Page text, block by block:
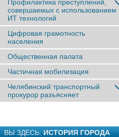
Профилактика преступлений,
совершаемых с использованием
ИТ технологий
Цифровая грамотность
населения
Общественная палата
Частичная мобилизация
Челябинский транспортный
прокурор разъясняет
ВЫ ЗДЕСЬ: ИСТОРИЯ ГОРОДА